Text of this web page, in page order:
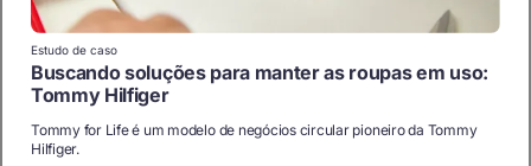
Estudo de caso
Buscando soluções para manter as roupas em uso:
Tommy Hilfiger
Tommy for Life é um modelo de negócios circular pioneiro da Tommy
Hilfiger.